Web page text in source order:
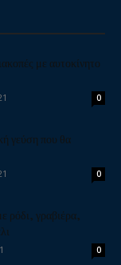
με αυτοκίνητο
0
γεύση που θα
0
ρόδι, γραβιέρα,
0